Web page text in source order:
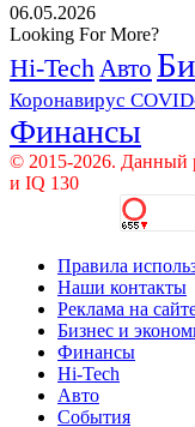
06.05.2026
Looking For More?
Hi-Tech Авто
Коронавирус
Финансы
© 2015-2026. Данный
и IQ 130
Правила
Наши контакты
Реклама на
Бизнес и
Финансы
Hi-Tech
Авто
События